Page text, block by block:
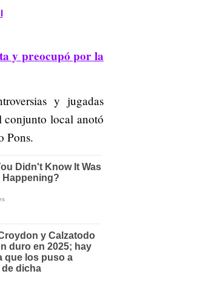
y preocupó por la
y jugadas
conjunto local anotó
Pons.